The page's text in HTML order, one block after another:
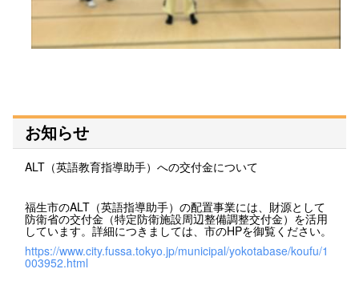
お知らせ
ALT（英語教育指導助手）への交付金について
福生市のALT（英語指導助手）の配置事業には、財源として
防衛省の交付金（特定防衛施設周辺整備調整交付金）を活用
しています。詳細につきましては、市のHPを御覧ください。
https://www.city.fussa.tokyo.jp/municipal/yokotabase/koufu/1
003952.html